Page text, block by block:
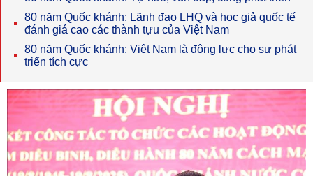
80 năm Quốc khánh: Lãnh đạo LHQ và học giả quốc tế
đánh giá cao các thành tựu của Việt Nam
80 năm Quốc khánh: Việt Nam là động lực cho sự phát
triển tích cực